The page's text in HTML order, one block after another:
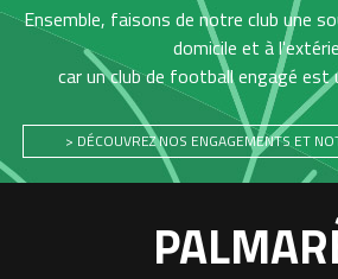
Ensemble, faisons de notre club une
domicile et à
car un club de football engagé est
> DÉCOUVREZ NOS ENGAGEMENTS ET